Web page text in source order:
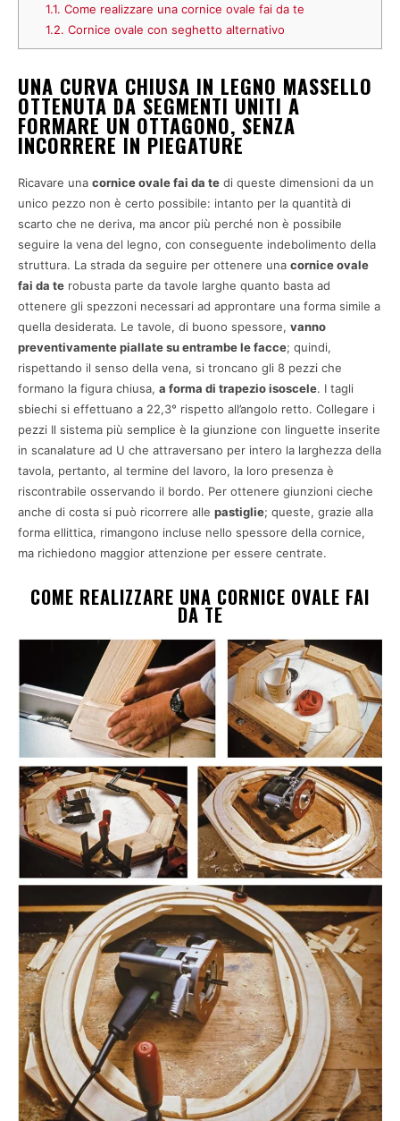
1.1. Come realizzare una cornice ovale fai da te
1.2. Cornice ovale con seghetto alternativo
UNA CURVA CHIUSA IN LEGNO MASSELLO
OTTENUTA DA SEGMENTI UNITI A
FORMARE UN OTTAGONO, SENZA
INCORRERE IN PIEGATURE
Ricavare una cornice ovale fai da te di queste dimensioni da un
unico pezzo non è certo possibile: intanto per la quantità di
scarto che ne deriva, ma ancor più perché non è possibile
seguire la vena del legno, con conseguente indebolimento della
struttura. La strada da seguire per ottenere una cornice ovale
fai da te robusta parte da tavole larghe quanto basta ad
ottenere gli spezzoni necessari ad approntare una forma simile a
quella desiderata. Le tavole, di buono spessore, vanno
preventivamente piallate su entrambe le facce; quindi,
rispettando il senso della vena, si troncano gli 8 pezzi che
formano la figura chiusa, a forma di trapezio isoscele. I tagli
sbiechi si effettuano a 22,3° rispetto all’angolo retto. Collegare i
pezzi Il sistema più semplice è la giunzione con linguette inserite
in scanalature ad U che attraversano per intero la larghezza della
tavola, pertanto, al termine del lavoro, la loro presenza è
riscontrabile osservando il bordo. Per ottenere giunzioni cieche
anche di costa si può ricorrere alle pastiglie; queste, grazie alla
forma ellittica, rimangono incluse nello spessore della cornice,
ma richiedono maggior attenzione per essere centrate.
COME REALIZZARE UNA CORNICE OVALE FAI
DA TE